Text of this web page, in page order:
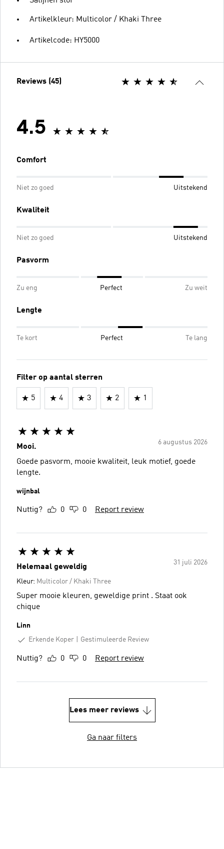
Artikelkleur: Multicolor / Khaki Three
Artikelcode: HY5000
Reviews (45)
4.5
Comfort
Niet zo goed Uitstekend
Kwaliteit
Niet zo goed Uitstekend
Pasvorm
Zu eng Perfect Zu weit
Lengte
Te kort Perfect Te lang
Filter op aantal sterren
5 4 3 2 1
6 augustus 2026
Mooi.
Goede pasvorm, mooie kwaliteit, leuk motief, goede
lengte.
wijnbal
Nuttig? 0 0 Report review
31 juli 2026
Helemaal geweldig
Kleur: Multicolor / Khaki Three
Super mooie kleuren, geweldige print . Staat ook
chique
Linn
Erkende Koper
Gestimuleerde Review
Nuttig? 0 0 Report review
Lees meer reviews
Ga naar filters